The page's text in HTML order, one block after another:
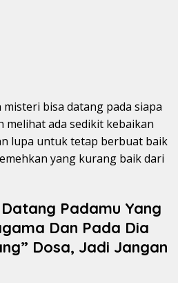
bisa datang pada siapa
melihat ada sedikit kebaikan
lupa untuk tetap berbuat baik
yang kurang baik dari
Padamu Yang
Dan Pada Dia
Dosa, Jadi Jangan